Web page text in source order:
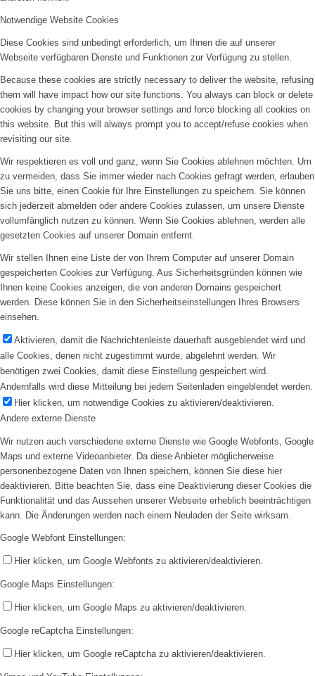
Notwendige Website Cookies
Diese Cookies sind unbedingt erforderlich, um Ihnen die auf unserer
Webseite verfügbaren Dienste und Funktionen zur Verfügung zu stellen.
Because these cookies are strictly necessary to deliver the website, refusing
them will have impact how our site functions. You always can block or delete
cookies by changing your browser settings and force blocking all cookies on
this website. But this will always prompt you to accept/refuse cookies when
revisiting our site.
Wir respektieren es voll und ganz, wenn Sie Cookies ablehnen möchten. Um
zu vermeiden, dass Sie immer wieder nach Cookies gefragt werden, erlauben
Sie uns bitte, einen Cookie für Ihre Einstellungen zu speichern. Sie können
sich jederzeit abmelden oder andere Cookies zulassen, um unsere Dienste
vollumfänglich nutzen zu können. Wenn Sie Cookies ablehnen, werden alle
gesetzten Cookies auf unserer Domain entfernt.
Wir stellen Ihnen eine Liste der von Ihrem Computer auf unserer Domain
gespeicherten Cookies zur Verfügung. Aus Sicherheitsgründen können wie
Ihnen keine Cookies anzeigen, die von anderen Domains gespeichert
werden. Diese können Sie in den Sicherheitseinstellungen Ihres Browsers
einsehen.
Aktivieren, damit die Nachrichtenleiste dauerhaft ausgeblendet wird und
alle Cookies, denen nicht zugestimmt wurde, abgelehnt werden. Wir
benötigen zwei Cookies, damit diese Einstellung gespeichert wird.
Andernfalls wird diese Mitteilung bei jedem Seitenladen eingeblendet werden.
Hier klicken, um notwendige Cookies zu aktivieren/deaktivieren.
Andere externe Dienste
Wir nutzen auch verschiedene externe Dienste wie Google Webfonts, Google
Maps und externe Videoanbieter. Da diese Anbieter möglicherweise
personenbezogene Daten von Ihnen speichern, können Sie diese hier
deaktivieren. Bitte beachten Sie, dass eine Deaktivierung dieser Cookies die
Funktionalität und das Aussehen unserer Webseite erheblich beeinträchtigen
kann. Die Änderungen werden nach einem Neuladen der Seite wirksam.
Google Webfont Einstellungen:
Hier klicken, um Google Webfonts zu aktivieren/deaktivieren.
Google Maps Einstellungen:
Hier klicken, um Google Maps zu aktivieren/deaktivieren.
Google reCaptcha Einstellungen:
Hier klicken, um Google reCaptcha zu aktivieren/deaktivieren.